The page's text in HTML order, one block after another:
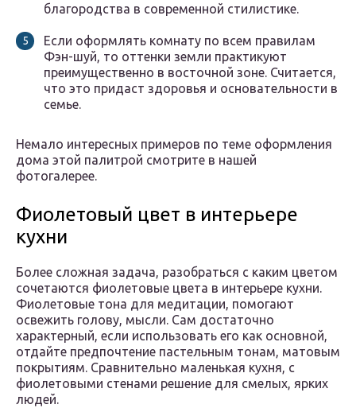
благородства в современной стилистике.
Если оформлять комнату по всем правилам
Фэн-шуй, то оттенки земли практикуют
преимущественно в восточной зоне. Считается,
что это придаст здоровья и основательности в
семье.
Немало интересных примеров по теме оформления
дома этой палитрой смотрите в нашей
фотогалерее.
Фиолетовый цвет в интерьере
кухни
Более сложная задача, разобраться с каким цветом
сочетаются фиолетовые цвета в интерьере кухни.
Фиолетовые тона для медитации, помогают
освежить голову, мысли. Сам достаточно
характерный, если использовать его как основной,
отдайте предпочтение пастельным тонам, матовым
покрытиям. Сравнительно маленькая кухня, с
фиолетовыми стенами решение для смелых, ярких
людей.